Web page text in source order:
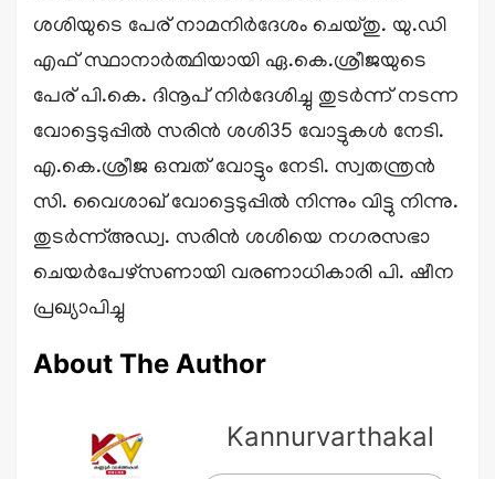
ശശിയുടെ പേര് നാമനിർദേശം ചെയ്തു. യു.ഡി
എഫ് സ്ഥാനാർത്ഥിയായി ഏ.കെ.ശ്രീജയുടെ
പേര് പി.കെ. ദിനൂപ് നിർദേശിച്ചു തുടർന്ന് നടന്ന
വോട്ടെടുപ്പിൽ സരിൻ ശശി35 വോട്ടുകൾ നേടി.
എ.കെ.ശ്രീജ ഒമ്പത് വോട്ടും നേടി. സ്വതന്ത്രൻ
സി. വൈശാഖ് വോട്ടെടുപ്പിൽ നിന്നും വിട്ടു നിന്നു.
തുടർന്ന്അഡ്വ. സരിൻ ശശിയെ നഗരസഭാ
ചെയർപേഴ്സണായി വരണാധികാരി പി. ഷീന
പ്രഖ്യാപിച്ചു
About The Author
Kannurvarthakal